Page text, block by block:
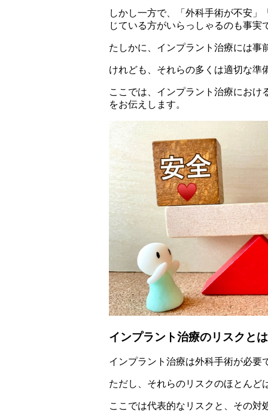
しかし一方で、「外科手術が不安
じている方がいらっしゃるのも事実
たしかに、インプラント治療には事
けれども、それらの多くは適切な準
ここでは、インプラント治療にお
をお伝えします。
インプラント治療のリスクと
インプラント治療は外科手術が必要
ただし、それらのリスクのほとんど
ここでは代表的なリスクと、その対